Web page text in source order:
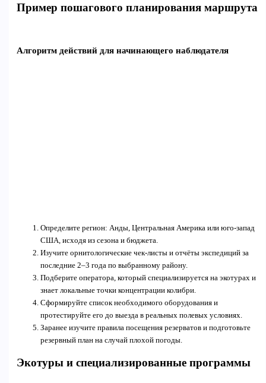
Пример пошагового планирования маршрута
Алгоритм действий для начинающего наблюдателя
Определите регион: Анды, Центральная Америка или юго-запад
США, исходя из сезона и бюджета.
Изучите орнитологические чек-листы и отчёты экспедиций за
последние 2–3 года по выбранному району.
Подберите оператора, который специализируется на экотурах и
знает локальные точки концентрации колибри.
Сформируйте список необходимого оборудования и
протестируйте его до выезда в реальных полевых условиях.
Заранее изучите правила посещения резерватов и подготовьте
резервный план на случай плохой погоды.
Экотуры и специализированные программы